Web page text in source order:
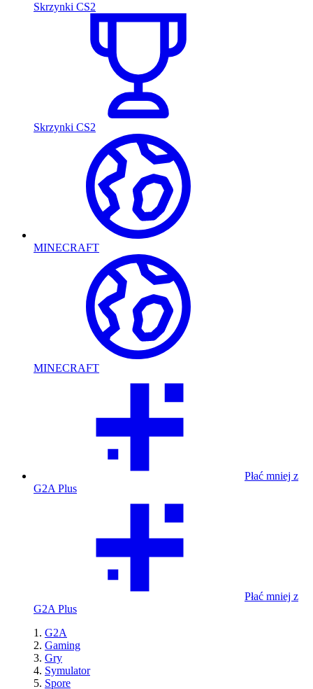
Skrzynki CS2
Skrzynki CS2
MINECRAFT
MINECRAFT
Płać mniej z
G2A Plus
Płać mniej z
G2A Plus
G2A
Gaming
Gry
Symulator
Spore